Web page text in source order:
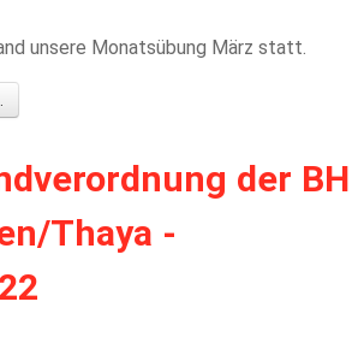
unsere Monatsübung März statt.
der BH
Thaya -